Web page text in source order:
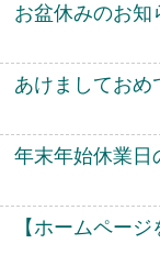
お盆休みのお知
あけましておめ
年末年始休業日
【ホームペー